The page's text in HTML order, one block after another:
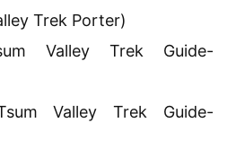
Trek Porter)
Valley Trek Guide-
Valley Trek Guide-